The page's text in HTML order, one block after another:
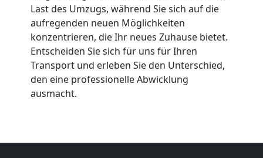
Last des Umzugs, während Sie sich auf die
aufregenden neuen Möglichkeiten
konzentrieren, die Ihr neues Zuhause bietet.
Entscheiden Sie sich für uns für Ihren
Transport und erleben Sie den Unterschied,
den eine professionelle Abwicklung
ausmacht.
LKW
Leonding
Kunsttransport